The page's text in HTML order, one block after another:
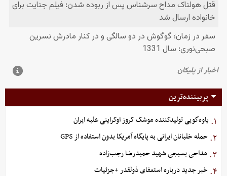
پربیننده‌ترین
۱. یاوه‌گویی تولیدکننده موشک کروز اوکراینی علیه ایران
۲. حمله خلبانان ایرانی به پایگاه آمریکا بدون استفاده از GPS
۳. مداحی بسیجی شهید حمیدرضا رجب‌زاده
۴. خبر جدید درباره استعفای ذولقدر +جزئیات